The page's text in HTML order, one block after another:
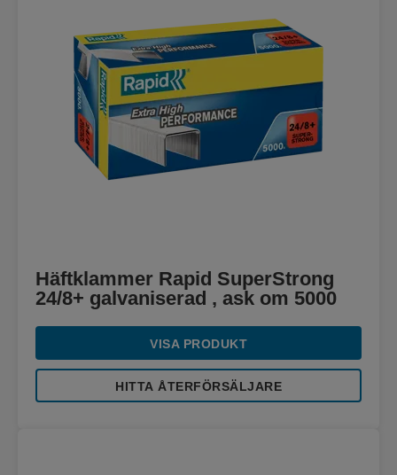
Häftklammer Rapid SuperStrong
24/8+ galvaniserad , ask om 5000
VISA PRODUKT
HITTA ÅTERFÖRSÄLJARE